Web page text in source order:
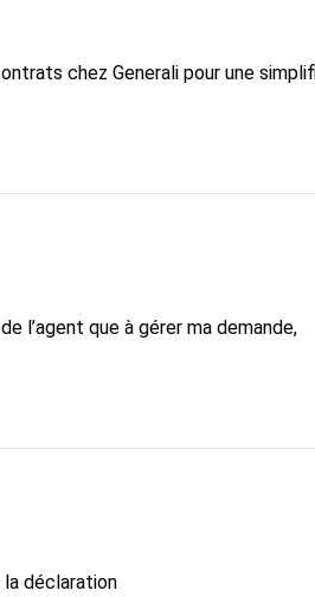
chez Generali pour une
l’agent que à gérer ma demande,
déclaration